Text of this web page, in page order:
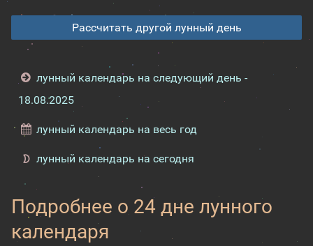
Рассчитать другой лунный день
лунный календарь на следующий день -
18.08.2025
лунный календарь на весь год
лунный календарь на сегодня
Подробнее о 24 дне лунного
календаря